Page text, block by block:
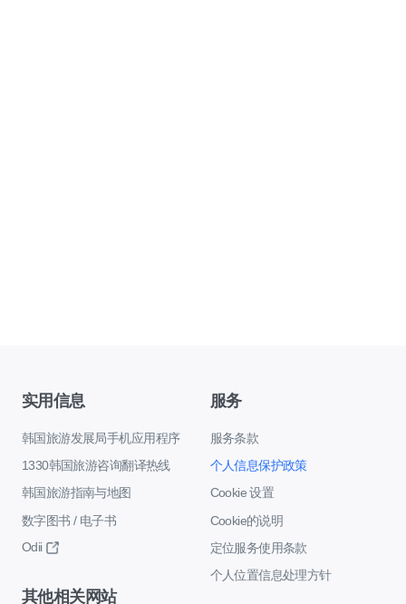
实用信息
韩国旅游发展局手机应用程序
1330韩国旅游咨询翻译热线
韩国旅游指南与地图
数字图书 / 电子书
Odii
服务
服务条款
个人信息保护政策
Cookie 设置
Cookie的说明
定位服务使用条款
个人位置信息处理方针
其他相关网站